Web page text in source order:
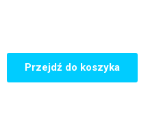
Przejdź do koszyka